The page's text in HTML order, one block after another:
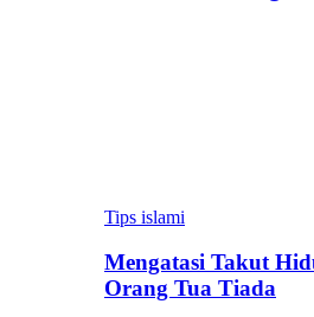
Tips islami
Mengatasi Takut
Orang Tua Tiada